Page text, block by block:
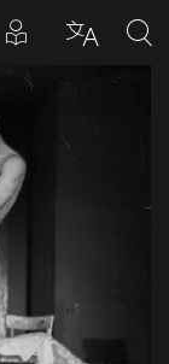
Beiträge in